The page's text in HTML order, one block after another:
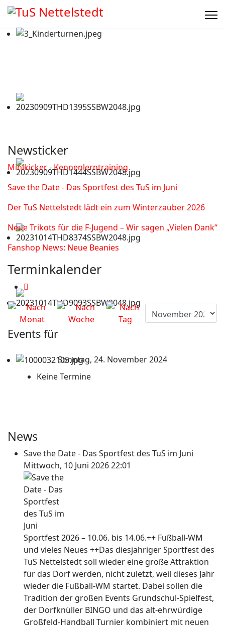
Newsticker
Minikicker - Kennenlerntraining
Save the Date - Das Sportfest des TuS im Juni
Der TuS Nettelstedt lädt ein zum Winterzauber 2026
Neue Trikots für die F-Jugend – Wir sagen „Vielen Dank“
Fanshop News: Neue Beanies
Terminkalender
Events für
Sonntag, 24. November 2024
Keine Termine
News
Save the Date - Das Sportfest des TuS im Juni
Mittwoch, 10 Juni 2026 22:01
Sportfest 2026 – 10.06. bis 14.06.++ Fußball-WM
und vieles Neues ++Das diesjähriger Sportfest des
TuS Nettelstedt soll wieder eine große Attraktion
für das Dorf werden, nicht zuletzt, weil dieses Jahr
wieder die Fußball-WM startet. Dabei sollen die
Tradition der großen Events Grundschul-Spielfest,
der Dorfknüller BINGO und das alt-ehrwürdige
Großfeld-Handball Turnier kombiniert mit neuen